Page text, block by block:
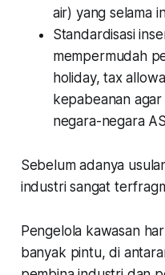
air) yang selama
Standardisasi
mempermudah
holiday, tax
kepabeanan
negara-negara
Sebelum adanya
industri sangat
Pengelola kawasan
banyak pintu, di